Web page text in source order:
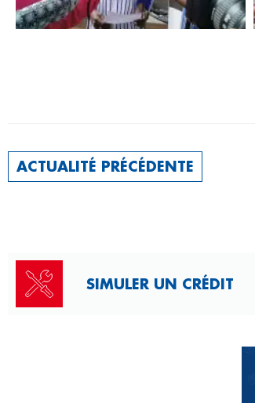
ACTUALITÉ PRÉCÉDENTE
SIMULER UN CRÉDIT